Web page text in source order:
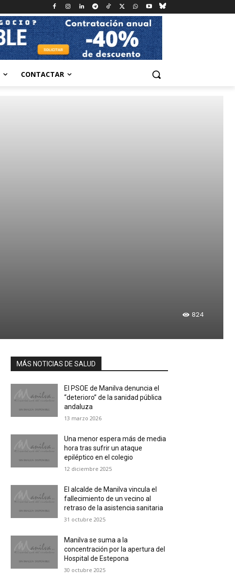
CONTACTAR
824
MÁS NOTICIAS DE SALUD
El PSOE de Manilva denuncia el
“deterioro” de la sanidad pública
andaluza
13 marzo 2026
Una menor espera más de media
hora tras sufrir un ataque
epiléptico en el colegio
12 diciembre 2025
El alcalde de Manilva vincula el
fallecimiento de un vecino al
retraso de la asistencia sanitaria
31 octubre 2025
Manilva se suma a la
concentración por la apertura del
Hospital de Estepona
30 octubre 2025